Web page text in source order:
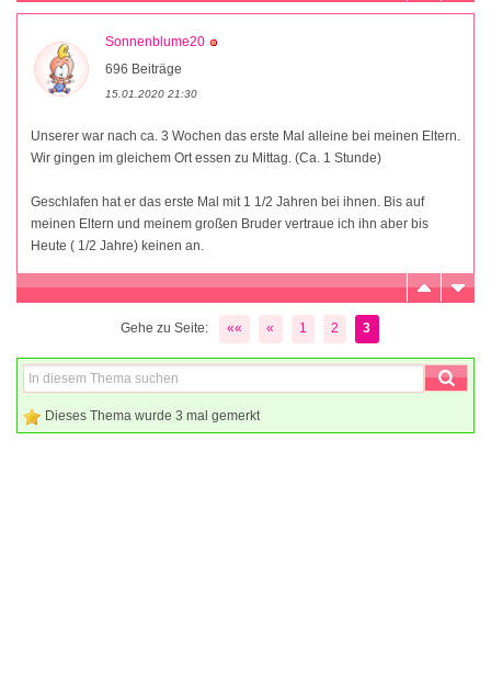
Sonnenblume20
696 Beiträge
15.01.2020 21:30
Unserer war nach ca. 3 Wochen das erste Mal alleine bei meinen Eltern.
Wir gingen im gleichem Ort essen zu Mittag. (Ca. 1 Stunde)
Geschlafen hat er das erste Mal mit 1 1/2 Jahren bei ihnen. Bis auf
meinen Eltern und meinem großen Bruder vertraue ich ihn aber bis
Heute ( 1/2 Jahre) keinen an.
Gehe zu Seite: «« « 1 2 3
Dieses Thema wurde 3 mal gemerkt